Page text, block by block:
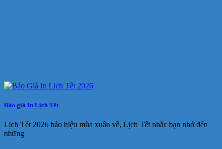
Báo giá In Lịch Tết
Lịch Tết 2026 báo hiệu mùa xuân về, Lịch Tết nhắc bạn nhớ đến
những